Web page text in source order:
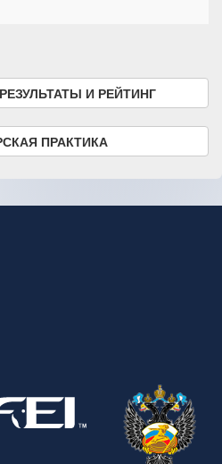
И РЕЙТИНГ
ПРАКТИКА